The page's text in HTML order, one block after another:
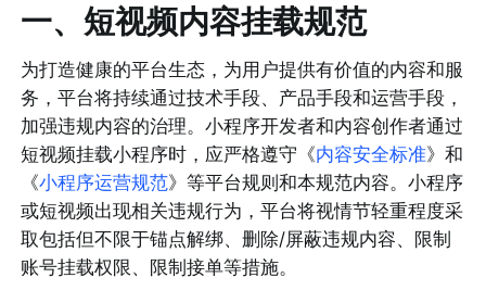
一、短视频内容挂载规范
为打造健康的平台生态，为用户提供有价值的内容和服
务，平台将持续通过技术手段、产品手段和运营手段，
加强违规内容的治理。小程序开发者和内容创作者通过
短视频挂载小程序时，应严格遵守《内容安全标准》和
《小程序运营规范》等平台规则和本规范内容。小程序
或短视频出现相关违规行为，平台将视情节轻重程度采
取包括但不限于锚点解绑、删除/屏蔽违规内容、限制
账号挂载权限、限制接单等措施。